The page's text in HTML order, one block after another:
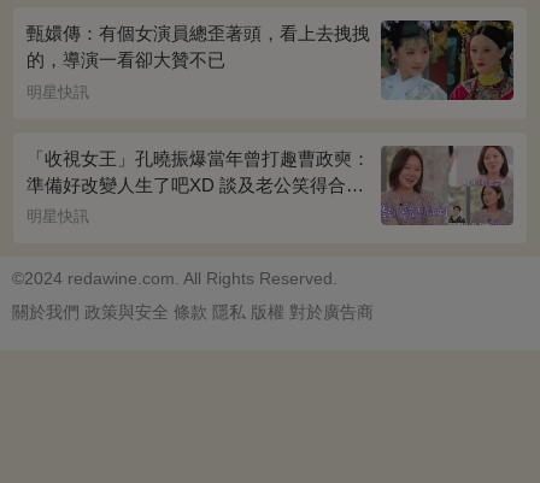
甄嬛傳：有個女演員總歪著頭，看上去拽拽
的，導演一看卻大贊不已
明星快訊
「收視女王」孔曉振爆當年曾打趣曹政奭：
準備好改變人生了吧XD 談及老公笑得合不
攏嘴~
明星快訊
©2024 redawine.com. All Rights Reserved.
關於我們 政策與安全 條款 隱私 版權 對於廣告商